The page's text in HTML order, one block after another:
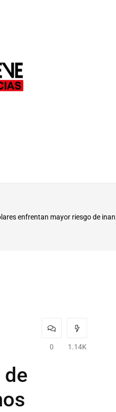
enfrentan mayor riesgo de
0 1.14K